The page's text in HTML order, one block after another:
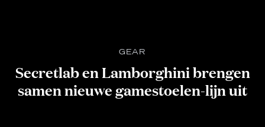
GEAR
Secretlab en Lamborghini brengen
samen nieuwe gamestoelen-lijn uit